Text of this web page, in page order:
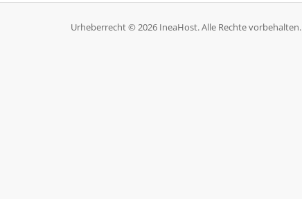
Urheberrecht © 2026 IneaHost. Alle Rechte vorbehalten.